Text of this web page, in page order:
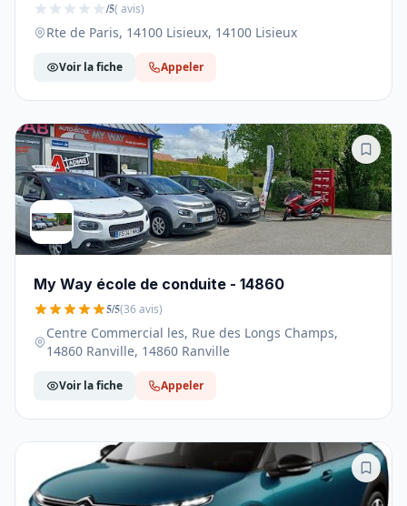
/5( avis)
Rte de Paris, 14100 Lisieux, 14100 Lisieux
Voir la fiche Appeler
My Way école de conduite - 14860
5/5(36 avis)
Centre Commercial les, Rue des Longs Champs,
14860 Ranville, 14860 Ranville
Voir la fiche Appeler